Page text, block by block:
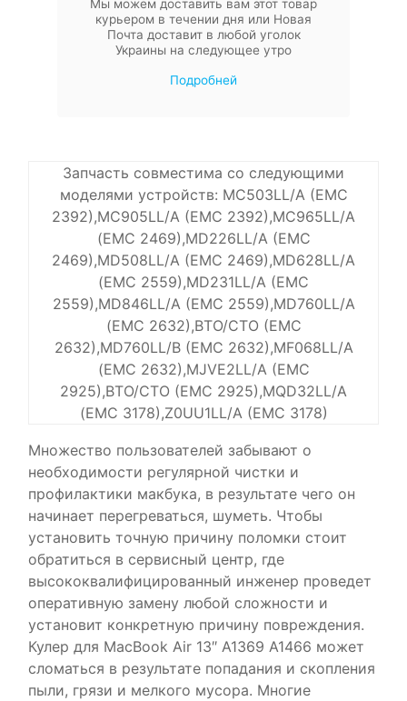
Мы можем доставить вам этот товар
курьером в течении дня или Новая
Почта доставит в любой уголок
Украины на следующее утро
Подробней
Запчасть совместима со следующими
моделями устройств: MC503LL/A (EMC
2392),MC905LL/A (EMC 2392),MC965LL/A
(EMC 2469),MD226LL/A (EMC
2469),MD508LL/A (EMC 2469),MD628LL/A
(EMC 2559),MD231LL/A (EMC
2559),MD846LL/A (EMC 2559),MD760LL/A
(EMC 2632),BTO/CTO (EMC
2632),MD760LL/B (EMC 2632),MF068LL/A
(EMC 2632),MJVE2LL/A (EMC
2925),BTO/CTO (EMC 2925),MQD32LL/A
(EMC 3178),Z0UU1LL/A (EMC 3178)
Множество пользователей забывают о
необходимости регулярной чистки и
профилактики макбука, в результате чего он
начинает перегреваться, шуметь. Чтобы
установить точную причину поломки стоит
обратиться в сервисный центр, где
высококвалифицированный инженер проведет
оперативную замену любой сложности и
установит конкретную причину повреждения.
Кулер для MacBook Air 13″ A1369 A1466 может
сломаться в результате попадания и скопления
пыли, грязи и мелкого мусора. Многие